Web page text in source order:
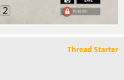
Thread Starter